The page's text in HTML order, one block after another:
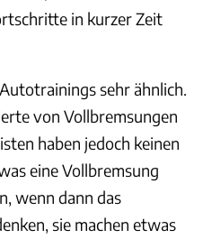
in kurzer Zeit
sehr ähnlich.
von Vollbremsungen
haben jedoch keinen
eine Vollbremsung
wenn dann das
sie machen etwas